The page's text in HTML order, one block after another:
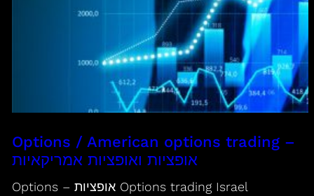
Options / American options trading –
אופציות ואופציות אמריקאיות
Options – אופציות Options trading Israel